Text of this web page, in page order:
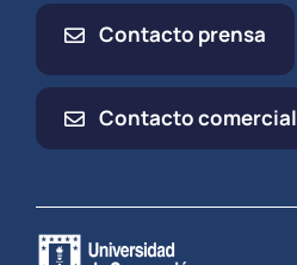
Contacto prensa
Contacto comercial